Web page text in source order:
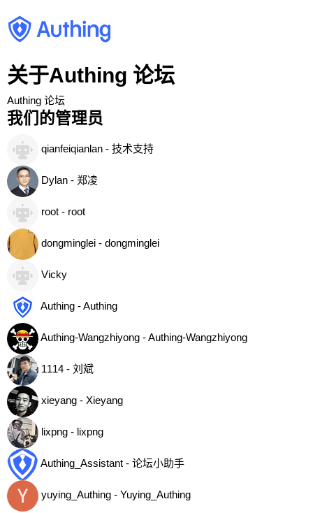
关于Authing 论坛
Authing 论坛
我们的管理员
qianfeiqianlan - 技术支持
Dylan - 郑凌
root - root
dongminglei - dongminglei
Vicky
Authing - Authing
Authing-Wangzhiyong - Authing-Wangzhiyong
1114 - 刘斌
xieyang - Xieyang
lixpng - lixpng
Authing_Assistant - 论坛小助手
yuying_Authing - Yuying_Authing